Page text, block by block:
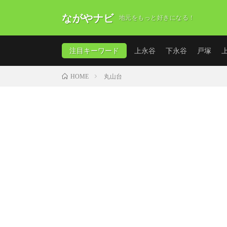
ながやナビ 地元をもっと好きになる！
注目キーワード 上永谷 下永谷 戸塚
HOME 丸山台